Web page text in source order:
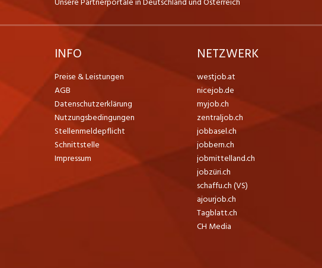
INFO
Preise & Leistungen
AGB
Datenschutzerklärung
Nutzungsbedingungen
Stellenmeldepflicht
Schnittstelle
Impressum
NETZWERK
westjob.at
nicejob.de
myjob.ch
zentraljob.ch
jobbasel.ch
jobbern.ch
jobmittelland.ch
jobzüri.ch
schaffu.ch (VS)
ajourjob.ch
Tagblatt.ch
CH Media